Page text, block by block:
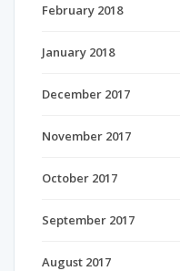
February 2018
January 2018
December 2017
November 2017
October 2017
September 2017
August 2017